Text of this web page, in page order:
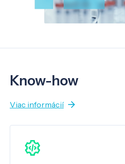
Know-how
Viac informácií